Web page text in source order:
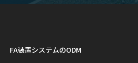
FA装置システムのODM